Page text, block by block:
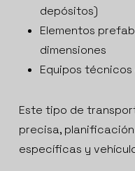
depósitos)
Elementos
dimensiones
Equipos
Este tipo de
precisa,
específicas y